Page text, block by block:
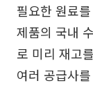
필요한 원료
제품의 국내
로 미리 재고
여러 공급사